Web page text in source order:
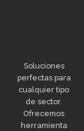
Soluciones
perfectas para
cualquier tipo
de sector.
Ofrecemos
herramienta